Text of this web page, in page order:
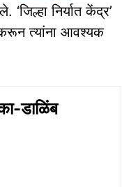
‘जिल्हा निर्यात केंद्र’
करून त्यांना आवश्यक
डाळिंब